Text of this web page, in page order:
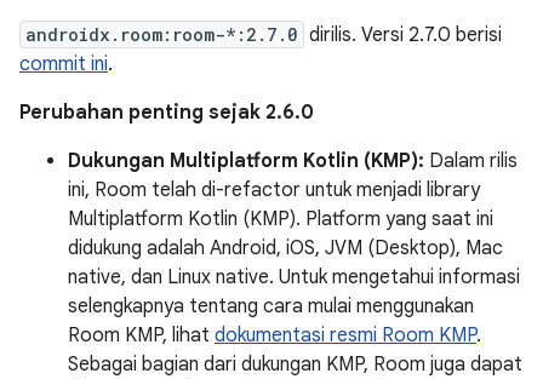
androidx.room:room-*:2.7.0 dirilis. Versi 2.7.0 berisi
commit ini.
Perubahan penting sejak 2.6.0
Dukungan Multiplatform Kotlin (KMP): Dalam rilis
ini, Room telah di-refactor untuk menjadi library
Multiplatform Kotlin (KMP). Platform yang saat ini
didukung adalah Android, iOS, JVM (Desktop), Mac
native, dan Linux native. Untuk mengetahui informasi
selengkapnya tentang cara mulai menggunakan
Room KMP, lihat dokumentasi resmi Room KMP.
Sebagai bagian dari dukungan KMP, Room juga dapat